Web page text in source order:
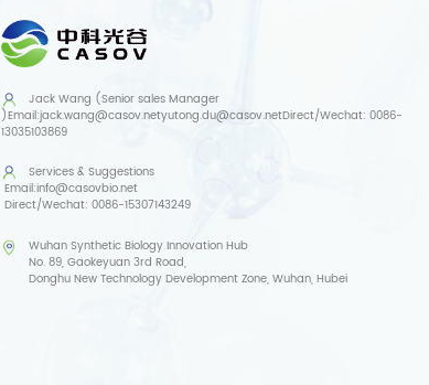
Jack Wang (Senior sales Manager
)Email:jack.wang@casov.netyutong.du@casov.netDirect/Wechat:0086-
13035103869
Services & Suggestions
Email:info@casovbio.net
Direct/Wechat:0086-15307143249
Wuhan Synthetic Biology Innovation Hub
No. 89, Gaokeyuan 3rd Road,
Donghu New Technology Development Zone, Wuhan, Hubei